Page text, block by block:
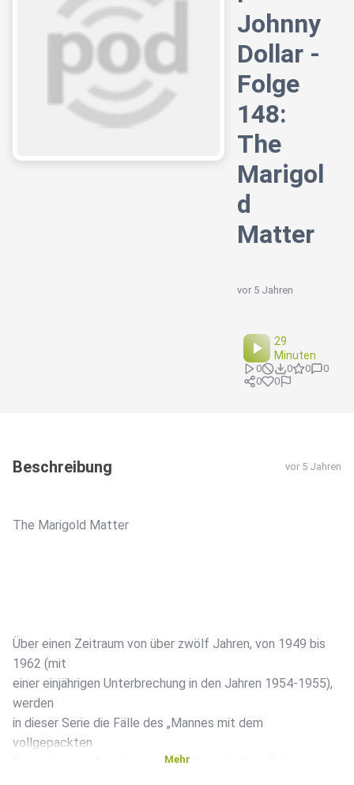
Johnny
Dollar -
Folge
148:
The
Marigol
d
Matter
vor 5 Jahren
29
Minuten
0 0 0
0
0
0
Beschreibung vor 5 Jahren
The Marigold Matter
Über einen Zeitraum von über zwölf Jahren, von 1949 bis
1962 (mit
einer einjährigen Unterbrechung in den Jahren 1954-1955),
werden
in dieser Serie die Fälle des „Mannes mit dem
vollgepackten
Spesenkonto, Amerikas sagenhaftem freiberuflichem
Mehr